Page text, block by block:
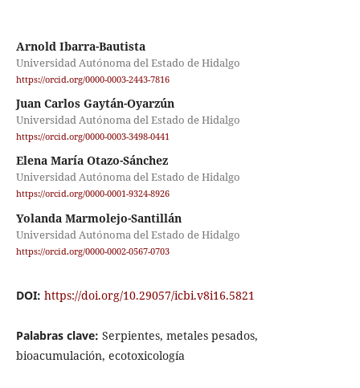
Arnold Ibarra-Bautista
Universidad Autónoma del Estado de Hidalgo
https://orcid.org/0000-0003-2443-7816
Juan Carlos Gaytán-Oyarzún
Universidad Autónoma del Estado de Hidalgo
https://orcid.org/0000-0003-3498-0441
Elena María Otazo-Sánchez
Universidad Autónoma del Estado de Hidalgo
https://orcid.org/0000-0001-9324-8926
Yolanda Marmolejo-Santillán
Universidad Autónoma del Estado de Hidalgo
https://orcid.org/0000-0002-0567-0703
DOI: https://doi.org/10.29057/icbi.v8i16.5821
Palabras clave: Serpientes, metales pesados,
bioacumulación, ecotoxicología